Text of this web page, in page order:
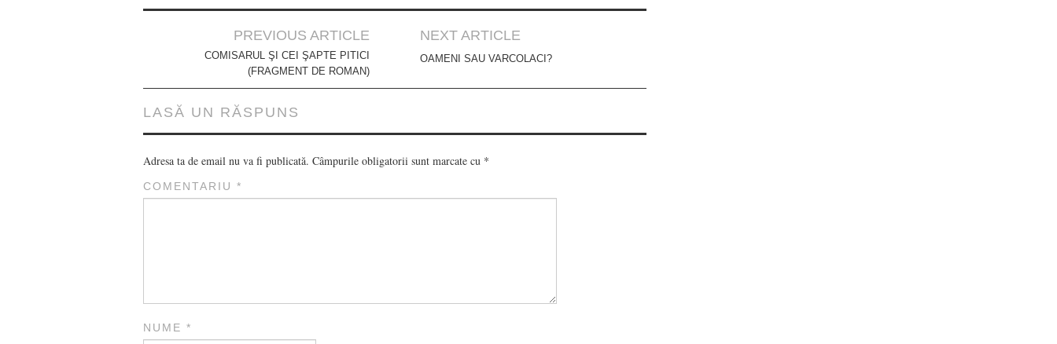
navigation
PREVIOUS ARTICLE
COMISARUL ŞI CEI ŞAPTE PITICI
(FRAGMENT DE ROMAN)
NEXT ARTICLE
OAMENI SAU VARCOLACI?
LASĂ UN RĂSPUNS
Adresa ta de email nu va fi publicată. Câmpurile obligatorii sunt marcate cu *
COMENTARIU *
NUME *